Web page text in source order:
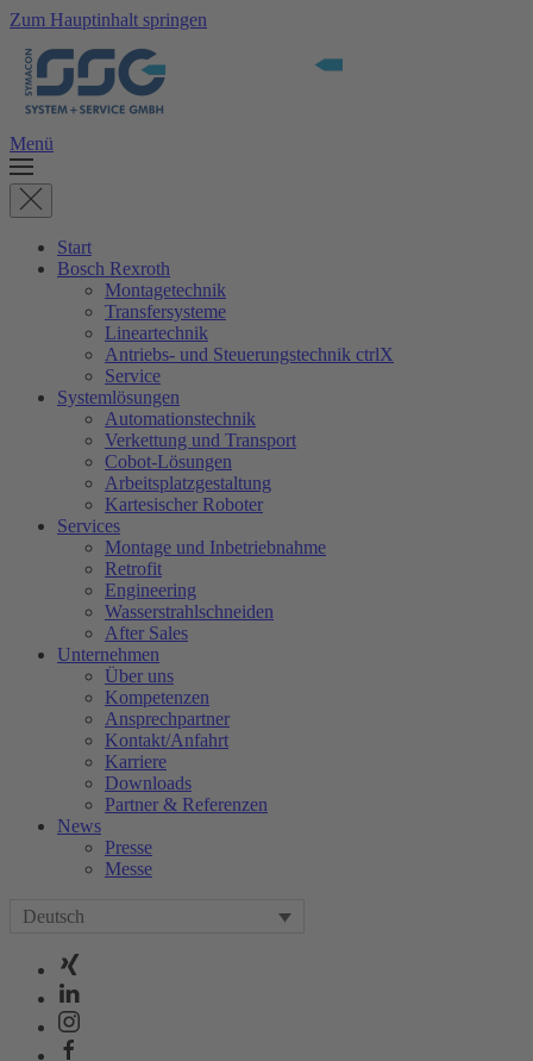
Zum Hauptinhalt springen
Menü
Start
Bosch Rexroth
Montagetechnik
Transfersysteme
Lineartechnik
Antriebs- und Steuerungstechnik ctrlX
Service
Systemlösungen
Automationstechnik
Verkettung und Transport
Cobot-Lösungen
Arbeitsplatzgestaltung
Kartesischer Roboter
Services
Montage und Inbetriebnahme
Retrofit
Engineering
Wasserstrahlschneiden
After Sales
Unternehmen
Über uns
Kompetenzen
Ansprechpartner
Kontakt/Anfahrt
Karriere
Downloads
Partner & Referenzen
News
Presse
Messe
Deutsch